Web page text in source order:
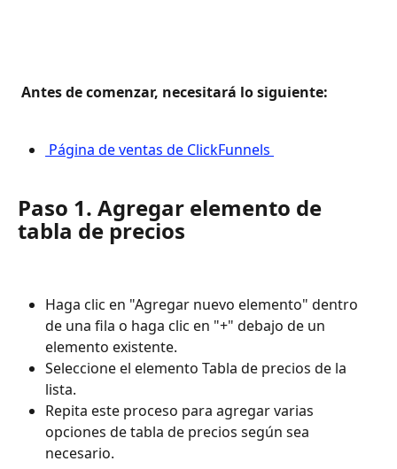
Antes de comenzar, necesitará lo siguiente:
Página de ventas de ClickFunnels
Paso 1. Agregar elemento de
tabla de precios
Haga clic en "Agregar nuevo elemento" dentro
de una fila o haga clic en "+" debajo de un
elemento existente.
Seleccione el elemento Tabla de precios de la
lista.
Repita este proceso para agregar varias
opciones de tabla de precios según sea
necesario.